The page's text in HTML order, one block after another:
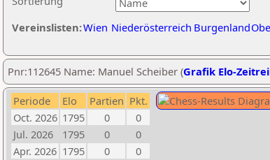
Vereinslisten:Wien Niederösterreich Burgenland
Pnr:112645 Name: Manuel Scheiber (Grafik Elo-
Periode Elo Partien Pkt.
Oct. 2026 1795 0
0
Jul. 2026
1795 0
0
Apr. 2026 1795 0
0